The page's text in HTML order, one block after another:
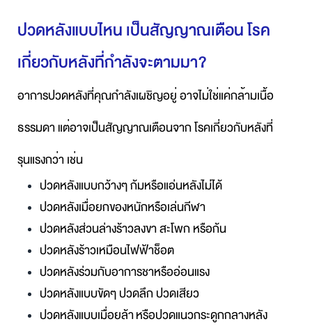
ปวดหลังแบบไหน เป็นสัญญาณเตือน โรค
เกี่ยวกับหลังที่กำลังจะตามมา?
อาการปวดหลังที่คุณกำลังเผชิญอยู่ อาจไม่ใช่แค่กล้ามเนื้อ
ธรรมดา แต่อาจเป็นสัญญาณเตือนจาก โรคเกี่ยวกับหลังที่
รุนแรงกว่า เช่น
ปวดหลังแบบกว้างๆ ก้มหรือแอ่นหลังไม่ได้
ปวดหลังเมื่อยกของหนักหรือเล่นกีฬา
ปวดหลังส่วนล่างร้าวลงขา สะโพก หรือก้น
ปวดหลังร้าวเหมือนไฟฟ้าช็อต
ปวดหลังร่วมกับอาการชาหรืออ่อนแรง
ปวดหลังแบบขัดๆ ปวดลึก ปวดเสียว
ปวดหลังแบบเมื่อยล้าหรือปวดแนวกระดูกกลางหลัง